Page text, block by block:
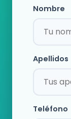
Nombre
Apellidos
Teléfono